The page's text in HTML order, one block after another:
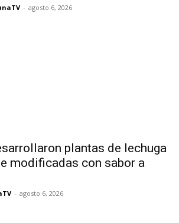
- agosto 6, 2026
plantas de lechuga
modificadas con sabor a
- agosto 6, 2026